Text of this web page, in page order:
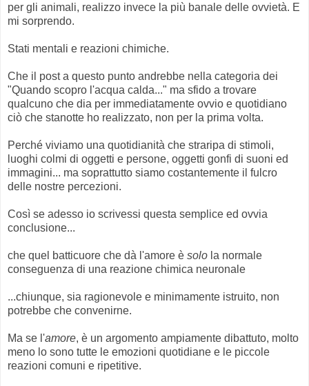
per gli animali, realizzo invece la più banale delle ovvietà. E
mi sorprendo.
Stati mentali e reazioni chimiche.
Che il post a questo punto andrebbe nella categoria dei
"Quando scopro l'acqua calda..." ma sfido a trovare
qualcuno che dia per immediatamente ovvio e quotidiano
ciò che stanotte ho realizzato, non per la prima volta.
Perché viviamo una quotidianità che straripa di stimoli,
luoghi colmi di oggetti e persone, oggetti gonfi di suoni ed
immagini... ma soprattutto siamo costantemente il fulcro
delle nostre percezioni.
Così se adesso io scrivessi questa semplice ed ovvia
conclusione...
che quel batticuore che dà l'amore è solo la normale
conseguenza di una reazione chimica neuronale
...chiunque, sia ragionevole e minimamente istruito, non
potrebbe che convenirne.
Ma se l'amore, è un argomento ampiamente dibattuto, molto
meno lo sono tutte le emozioni quotidiane e le piccole
reazioni comuni e ripetitive.